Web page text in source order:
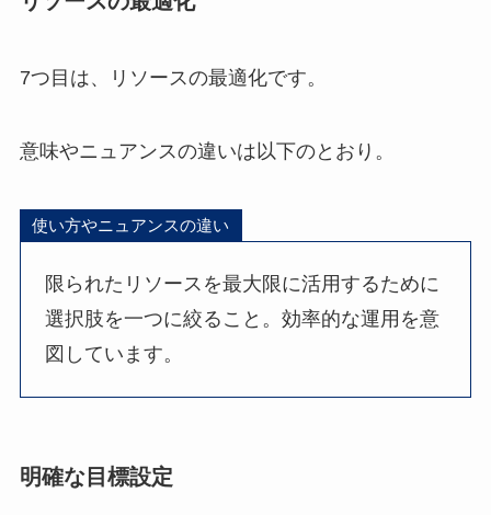
7つ目は、リソースの最適化です。
意味やニュアンスの違いは以下のとおり。
使い方やニュアンスの違い
限られたリソースを最大限に活用するために
選択肢を一つに絞ること。効率的な運用を意
図しています。
明確な目標設定